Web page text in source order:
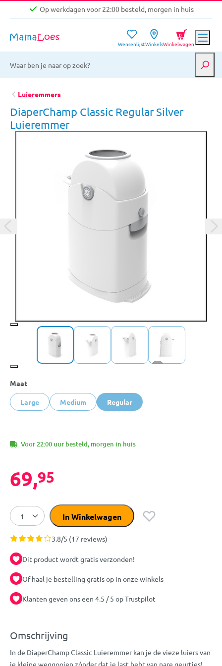
Op werkdagen voor 22:00 besteld, morgen in huis
Gratis verzending vanaf €39,-
Op werkdagen voor 22:00 besteld, morgen in huis
WensenlijstWinkelsWinkelwagen
0
Luieremmers
DiaperChamp Classic Regular Silver
Luieremmer
+2
Maat
Large Medium Regular
Voor 22:00 uur besteld, morgen in huis
69,95
In Winkelwagen
3.8/5 (17 reviews)
Dit product wordt gratis verzonden!
Of haal je bestelling gratis op in onze winkels
Klanten geven ons een 4.5 / 5 op Trustpilot
Omschrijving
In de DiaperChamp Classic Luieremmer kan je de vieze luiers van
je kleine weggooien zónder dat je last hebt van nare geurtjes!